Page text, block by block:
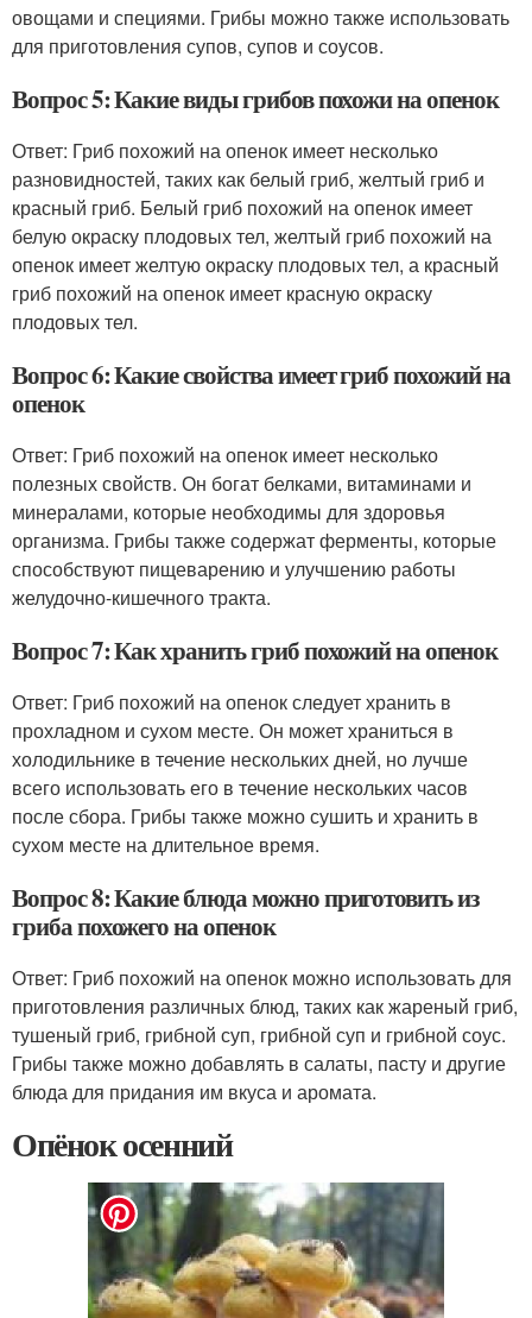
овощами и специями. Грибы можно также использовать
для приготовления супов, супов и соусов.
Вопрос 5: Какие виды грибов похожи на опенок
Ответ: Гриб похожий на опенок имеет несколько
разновидностей, таких как белый гриб, желтый гриб и
красный гриб. Белый гриб похожий на опенок имеет
белую окраску плодовых тел, желтый гриб похожий на
опенок имеет желтую окраску плодовых тел, а красный
гриб похожий на опенок имеет красную окраску
плодовых тел.
Вопрос 6: Какие свойства имеет гриб похожий на
опенок
Ответ: Гриб похожий на опенок имеет несколько
полезных свойств. Он богат белками, витаминами и
минералами, которые необходимы для здоровья
организма. Грибы также содержат ферменты, которые
способствуют пищеварению и улучшению работы
желудочно-кишечного тракта.
Вопрос 7: Как хранить гриб похожий на опенок
Ответ: Гриб похожий на опенок следует хранить в
прохладном и сухом месте. Он может храниться в
холодильнике в течение нескольких дней, но лучше
всего использовать его в течение нескольких часов
после сбора. Грибы также можно сушить и хранить в
сухом месте на длительное время.
Вопрос 8: Какие блюда можно приготовить из
гриба похожего на опенок
Ответ: Гриб похожий на опенок можно использовать для
приготовления различных блюд, таких как жареный гриб,
тушеный гриб, грибной суп, грибной суп и грибной соус.
Грибы также можно добавлять в салаты, пасту и другие
блюда для придания им вкуса и аромата.
Опёнок осенний